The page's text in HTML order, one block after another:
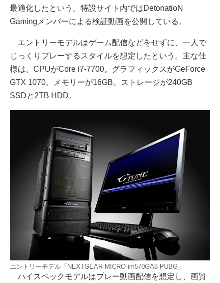
最適化したという。特設サイト内ではDetonatioN
Gamingメンバーによる検証動画を公開している。
エントリーモデルはゲーム配信などをせずに、一人で
じっくりプレーするスタイルを想定したという。主な仕
様は、CPUがCore i7-7700。グラフィックスがGeForce
GTX 1070。メモリーが16GB。ストレージが240GB
SSDと2TB HDD。
エントリーモデル「NEXTGEAR-MICRO im570GA8-PUBG」
ハイスペックモデルはプレー動画配信を想定し、画質